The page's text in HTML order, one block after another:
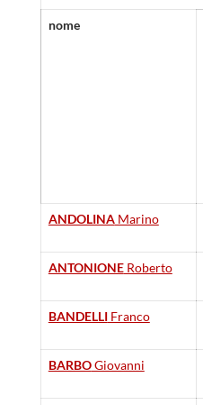
nome
ANDOLINAMarino
ANTONIONERoberto
BANDELLIFranco
BARBOGiovanni